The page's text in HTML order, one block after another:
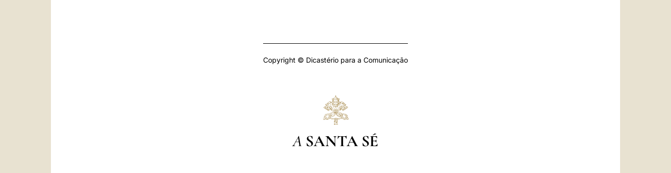
Copyright © Dicastério para a Comunicação
A SANTA SÉ